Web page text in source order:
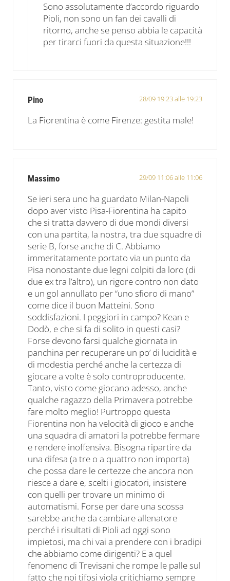
Sono assolutamente d’accordo riguardo
Pioli, non sono un fan dei cavalli di
ritorno, anche se penso abbia le capacità
per tirarci fuori da questa situazione!!!
Pino 28/09 19:23 alle 19:23
La Fiorentina è come Firenze: gestita male!
Massimo 29/09 11:06 alle 11:06
Se ieri sera uno ha guardato Milan-Napoli
dopo aver visto Pisa-Fiorentina ha capito
che si tratta davvero di due mondi diversi
con una partita, la nostra, tra due squadre di
serie B, forse anche di C. Abbiamo
immeritatamente portato via un punto da
Pisa nonostante due legni colpiti da loro (di
due ex tra l’altro), un rigore contro non dato
e un gol annullato per “uno sfioro di mano”
come dice il buon Matteini. Sono
soddisfazioni. I peggiori in campo? Kean e
Dodò, e che si fa di solito in questi casi?
Forse devono farsi qualche giornata in
panchina per recuperare un po’ di lucidità e
di modestia perché anche la certezza di
giocare a volte è solo controproducente.
Tanto, visto come giocano adesso, anche
qualche ragazzo della Primavera potrebbe
fare molto meglio! Purtroppo questa
Fiorentina non ha velocità di gioco e anche
una squadra di amatori la potrebbe fermare
e rendere inoffensiva. Bisogna ripartire da
una difesa (a tre o a quattro non importa)
che possa dare le certezze che ancora non
riesce a dare e, scelti i giocatori, insistere
con quelli per trovare un minimo di
automatismi. Forse per dare una scossa
sarebbe anche da cambiare allenatore
perché i risultati di Pioli ad oggi sono
impietosi, ma chi vai a prendere con i bradipi
che abbiamo come dirigenti? E a quel
fenomeno di Trevisani che rompe le palle sul
fatto che noi tifosi viola critichiamo sempre